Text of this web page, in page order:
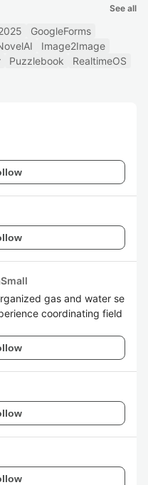
See all
GoogleForms
Image2Image
Puzzlebook
RealtimeOS
gas and water se
coordinating field